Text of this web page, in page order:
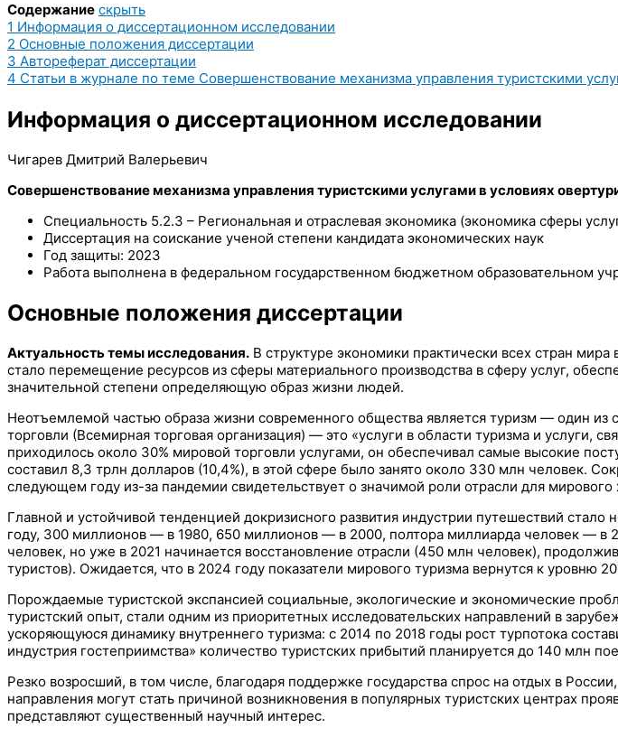
Содержание скрыть
1 Информация о диссертационном исследовании
2 Основные положения диссертации
3 Автореферат диссертации
4 Статьи в журнале по теме Совершенствование механизма управления туристскими
Информация о диссертационном исследовании
Чигарев Дмитрий Валерьевич
Совершенствование механизма управления туристскими услугами в условиях
Специальность 5.2.3 – Региональная и отраслевая экономика (экономика сферы
Диссертация на соискание ученой степени кандидата экономических наук
Год защиты: 2023
Работа выполнена в федеральном государственном бюджетном образовательном
Основные положения диссертации
Актуальность темы исследования. В структуре экономики практически всех стран
стало перемещение ресурсов из сферы материального производства в сферу услуг,
значительной степени определяющую образ жизни людей.
Неотъемлемой частью образа жизни современного общества является туризм — один
торговли (Всемирная торговая организация) — это «услуги в области туризма и услуги,
приходилось около 30% мировой торговли услугами, он обеспечивал самые высокие
составил 8,3 трлн долларов (10,4%), в этой сфере было занято около 330 млн человек.
следующем году из-за пандемии свидетельствует о значимой роли отрасли для мирового
Главной и устойчивой тенденцией докризисного развития индустрии путешествий
году, 300 миллионов — в 1980, 650 миллионов — в 2000, полтора миллиарда человек — в
человек, но уже в 2021 начинается восстановление отрасли (450 млн человек),
туристов). Ожидается, что в 2024 году показатели мирового туризма вернутся к уровню
Порождаемые туристской экспансией социальные, экологические и экономические
туристский опыт, стали одним из приоритетных исследовательских направлений в
ускоряющуюся динамику внутреннего туризма: с 2014 по 2018 годы рост турпотока
индустрия гостеприимства» количество туристских прибытий планируется до 140 млн
Резко возросший, в том числе, благодаря поддержке государства спрос на отдых в
направления могут стать причиной возникновения в популярных туристских центрах
представляют существенный научный интерес.